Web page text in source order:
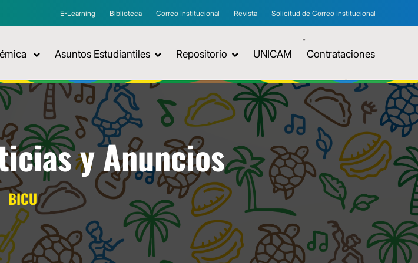
E-Learning Biblioteca Correo Institucional Revista Solicitud de Correo Institucional
Asuntos Estudiantiles Repositorio UNICAM Contrataciones
y Anuncios
BICU